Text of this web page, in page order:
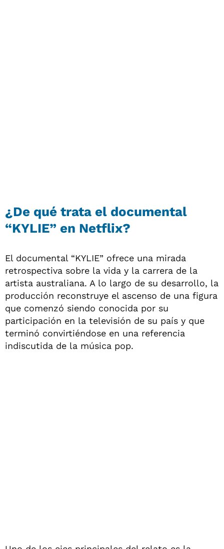
¿De qué trata el documental
“KYLIE” en Netflix?
El documental “KYLIE” ofrece una mirada
retrospectiva sobre la vida y la carrera de la
artista australiana. A lo largo de su desarrollo, la
producción reconstruye el ascenso de una figura
que comenzó siendo conocida por su
participación en la televisión de su país y que
terminó convirtiéndose en una referencia
indiscutida de la música pop.